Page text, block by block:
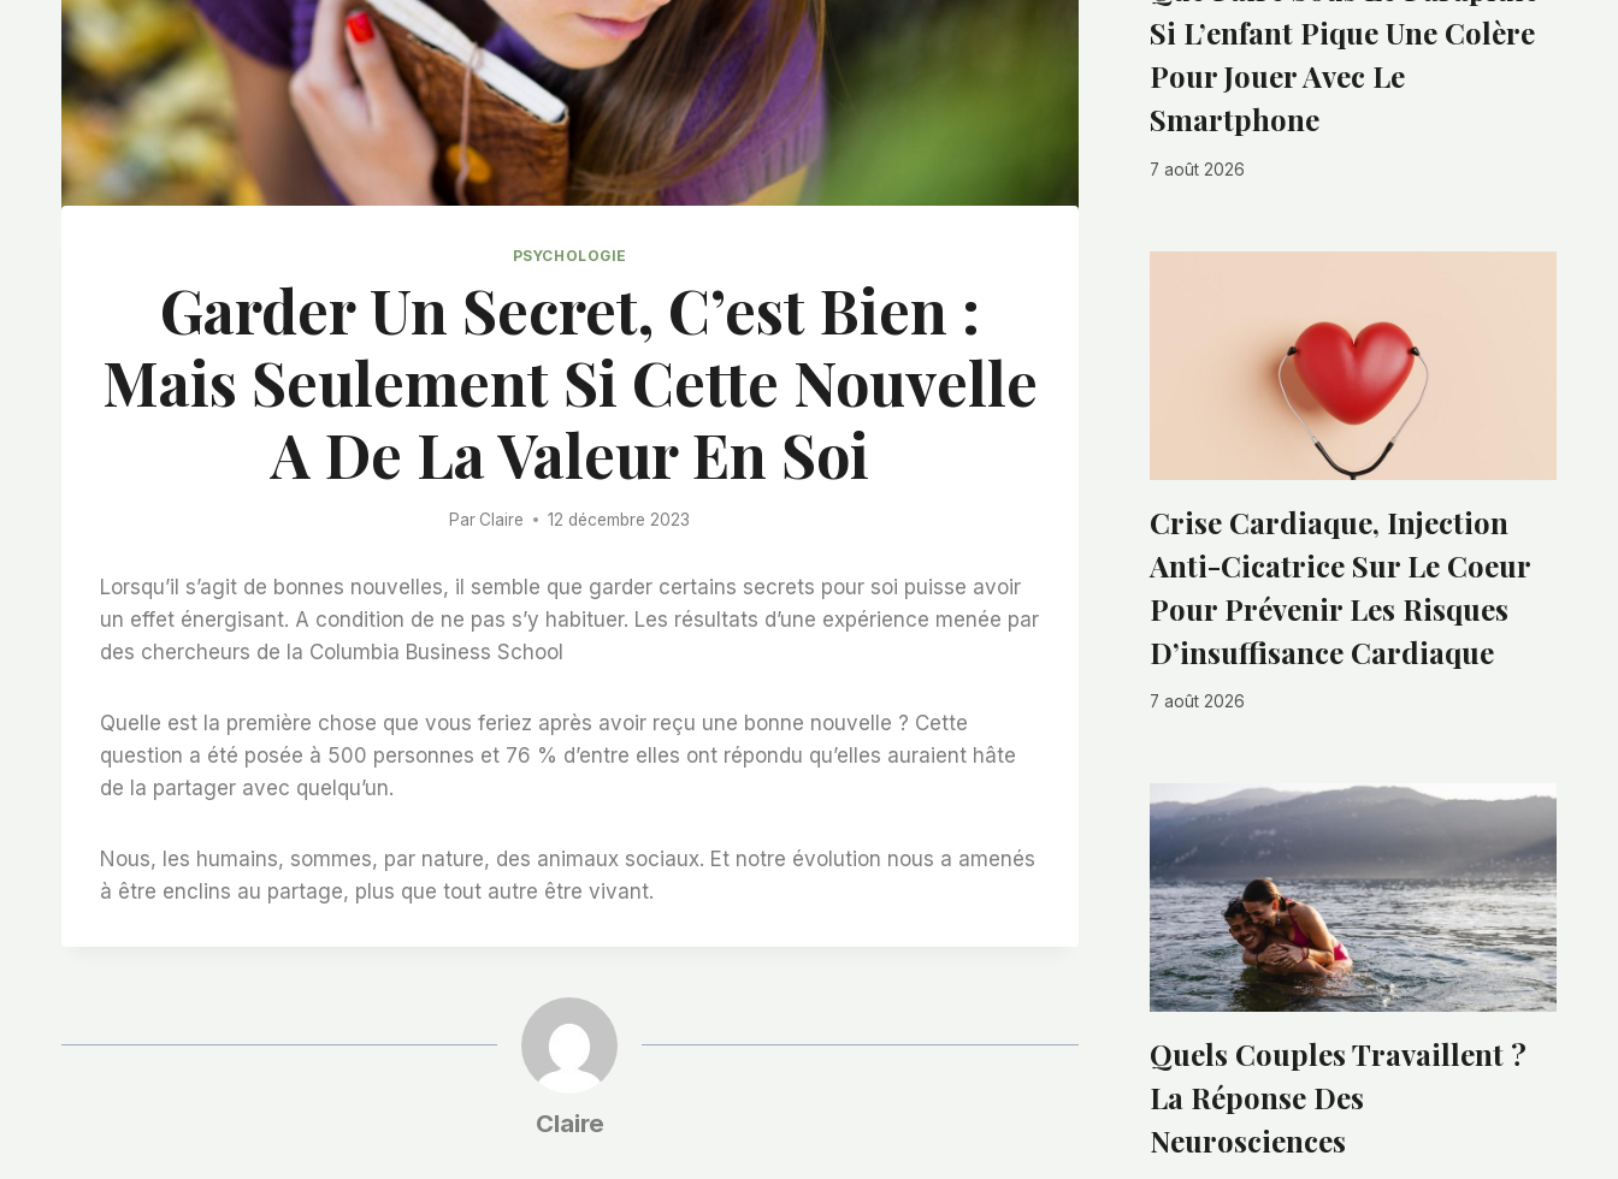
PSYCHOLOGIE
Garder Un Secret, C’est Bien :
Mais Seulement Si Cette Nouvelle
A De La Valeur En Soi
Par Claire 12 décembre 2023
Lorsqu’il s’agit de bonnes nouvelles, il semble que garder certains secrets pour soi puisse avoir
un effet énergisant. A condition de ne pas s’y habituer. Les résultats d’une expérience menée par
des chercheurs de la Columbia Business School
Quelle est la première chose que vous feriez après avoir reçu une bonne nouvelle ? Cette
question a été posée à 500 personnes et 76 % d’entre elles ont répondu qu’elles auraient hâte
de la partager avec quelqu’un.
Nous, les humains, sommes, par nature, des animaux sociaux. Et notre évolution nous a amenés
à être enclins au partage, plus que tout autre être vivant.
Claire
Si L’enfant Pique Une Colère
Pour Jouer Avec Le
Smartphone
7 août 2026
Crise Cardiaque, Injection
Anti-Cicatrice Sur Le Coeur
Pour Prévenir Les Risques
D’insuffisance Cardiaque
7 août 2026
Quels Couples Travaillent ?
La Réponse Des
Neurosciences